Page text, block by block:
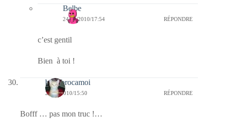
Belbe
24/10/2010/17:54 RÉPONDRE
c’est gentil
Bien à toi !
bricabrocamoi
24/10/2010/15:50 RÉPONDRE
Bofff … pas mon truc !…